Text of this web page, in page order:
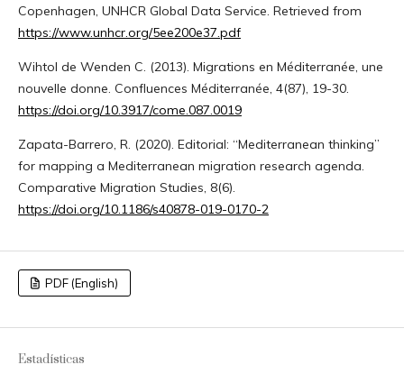
Copenhagen, UNHCR Global Data Service. Retrieved from
https://www.unhcr.org/5ee200e37.pdf
Wihtol de Wenden C. (2013). Migrations en Méditerranée, une
nouvelle donne. Confluences Méditerranée, 4(87), 19-30.
https://doi.org/10.3917/come.087.0019
Zapata-Barrero, R. (2020). Editorial: “Mediterranean thinking”
for mapping a Mediterranean migration research agenda.
Comparative Migration Studies, 8(6).
https://doi.org/10.1186/s40878-019-0170-2
PDF (English)
Estadísticas